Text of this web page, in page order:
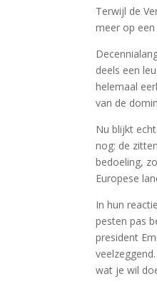
Terwijl de
meer op
deels een
helemaal
van de
Nu blijkt
nog: de
bedoeling,
Europese
In hun
pesten pas
president
wat je wil